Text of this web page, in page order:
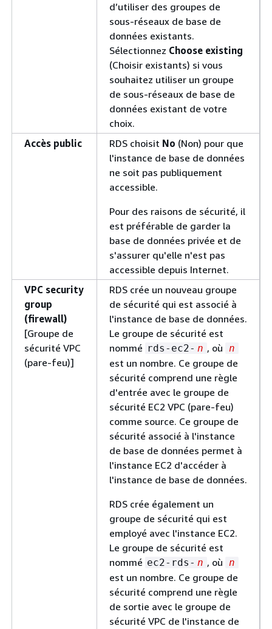
d’utiliser des groupes de
sous-réseaux de base de
données existants.
Sélectionnez Choose existing
(Choisir existants) si vous
souhaitez utiliser un groupe
de sous-réseaux de base de
données existant de votre
choix.
Accès public
RDS choisit No (Non) pour que
l'instance de base de données
ne soit pas publiquement
accessible.
Pour des raisons de sécurité, il
est préférable de garder la
base de données privée et de
s'assurer qu'elle n'est pas
accessible depuis Internet.
VPC security
group
(firewall)
[Groupe de
sécurité VPC
(pare-feu)]
RDS crée un nouveau groupe
de sécurité qui est associé à
l'instance de base de données.
Le groupe de sécurité est
nommé rds-ec2- n , où n
est un nombre. Ce groupe de
sécurité comprend une règle
d'entrée avec le groupe de
sécurité EC2 VPC (pare-feu)
comme source. Ce groupe de
sécurité associé à l'instance
de base de données permet à
l'instance EC2 d'accéder à
l'instance de base de données.
RDS crée également un
groupe de sécurité qui est
employé avec l'instance EC2.
Le groupe de sécurité est
nommé ec2-rds- n , où n
est un nombre. Ce groupe de
sécurité comprend une règle
de sortie avec le groupe de
sécurité VPC de l'instance de